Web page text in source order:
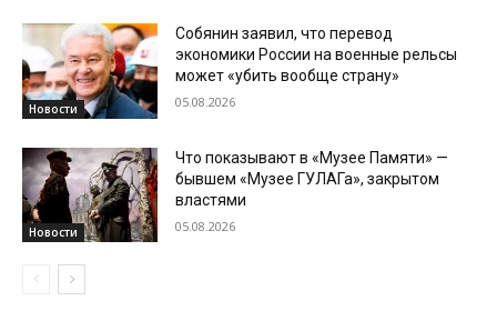
Новости
Собянин заявил, что перевод
экономики России на военные рельсы
может «убить вообще страну»
05.08.2026
Новости
Что показывают в «Музее Памяти» —
бывшем «Музее ГУЛАГа», закрытом
властями
05.08.2026